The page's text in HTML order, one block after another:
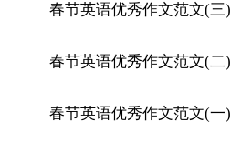
春节英语优秀作文范文(三)
春节英语优秀作文范文(二)
春节英语优秀作文范文(一)